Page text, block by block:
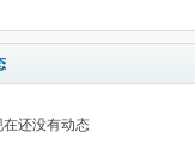
在还没有动态